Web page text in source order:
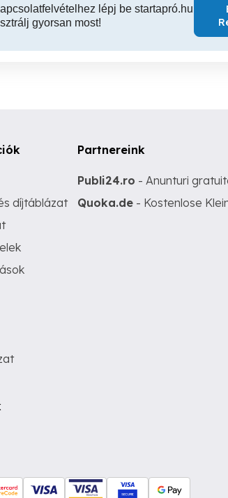
lépj be startapró.hu
gyorsan most!
díjtáblázat
Partnereink
Publi24.ro - Anunturi
Quoka.de - Kostenlose